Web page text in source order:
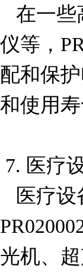
仪等，
配和保
和使用寿
光机、